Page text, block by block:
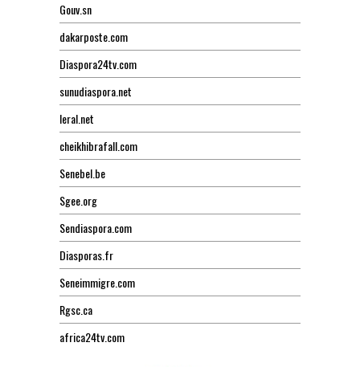
Gouv.sn
dakarposte.com
Diaspora24tv.com
sunudiaspora.net
leral.net
cheikhibrafall.com
Senebel.be
Sgee.org
Sendiaspora.com
Diasporas.fr
Seneimmigre.com
Rgsc.ca
africa24tv.com